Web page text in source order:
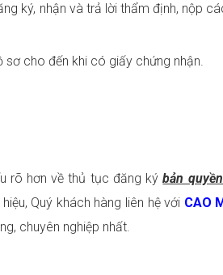
ký, nhận và trả lời thẩm định, nộp
cho đến khi có giấy chứng nhận.
rõ hơn về thủ tục đăng kýbản
Quý khách hàng liên hệ với CAO
chuyên nghiệp nhất.